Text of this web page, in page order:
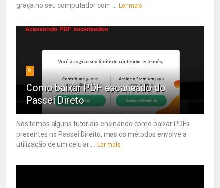
graça no seu computador com ...
Ler mais
8
Como baixar PDF escaneado do
Passei Direto
Nós temos alguns tutoriais ensinando como baixar PDFs
presentes no Passei Direito, mas os métodos envolve a
utilização de um celular ...
Ler mais